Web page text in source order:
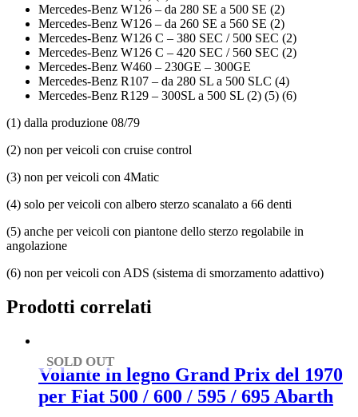
Mercedes-Benz W126 – da 280 SE a 500 SE (2)
Mercedes-Benz W126 – da 260 SE a 560 SE (2)
Mercedes-Benz W126 C – 380 SEC / 500 SEC (2)
Mercedes-Benz W126 C – 420 SEC / 560 SEC (2)
Mercedes-Benz W460 – 230GE – 300GE
Mercedes-Benz R107 – da 280 SL a 500 SLC (4)
Mercedes-Benz R129 – 300SL a 500 SL (2) (5) (6)
(1) dalla produzione 08/79
(2) non per veicoli con cruise control
(3) non per veicoli con 4Matic
(4) solo per veicoli con albero sterzo scanalato a 66 denti
(5) anche per veicoli con piantone dello sterzo regolabile in
angolazione
(6) non per veicoli con ADS (sistema di smorzamento adattivo)
Prodotti correlati
SOLD OUT
Volante in legno Grand Prix del 1970
per Fiat 500 / 600 / 595 / 695 Abarth